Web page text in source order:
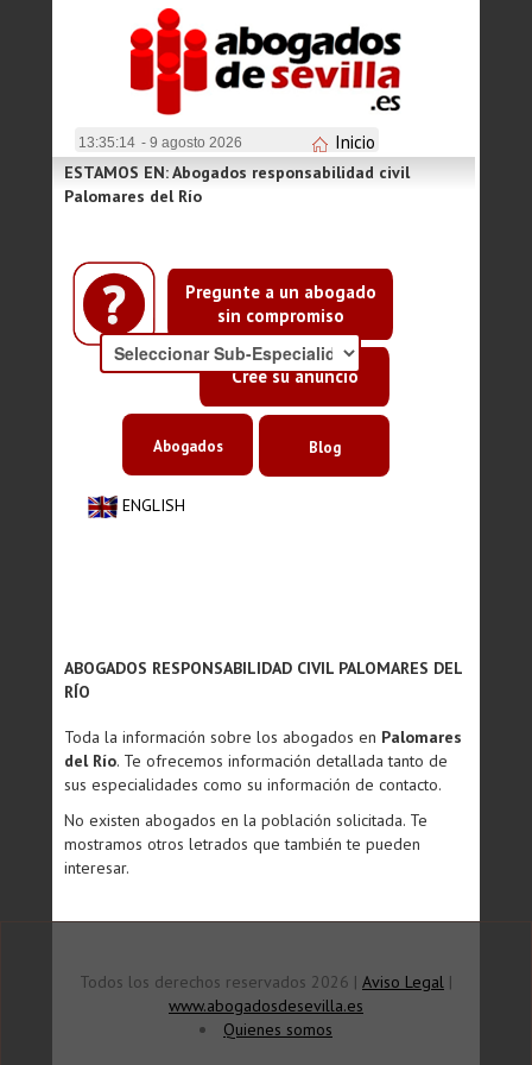
13:35:14 - 9 agosto 2026 Inicio
Pregunte a un abogado
sin compromiso
Cree su anuncio
ESTAMOS EN: Abogados responsabilidad civil
Palomares del Río
ENGLISH
Abogados Blog
ABOGADOS RESPONSABILIDAD CIVIL PALOMARES DEL
RÍO
Toda la información sobre los abogados en Palomares
del Río. Te ofrecemos información detallada tanto de
sus especialidades como su información de contacto.
No existen abogados en la población solicitada. Te
mostramos otros letrados que también te pueden
interesar.
Todos los derechos reservados 2026 | Aviso Legal |
www.abogadosdesevilla.es
Quienes somos